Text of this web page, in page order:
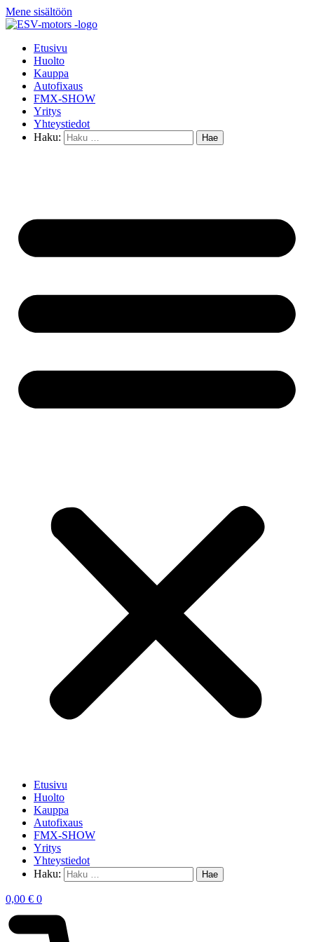
Mene sisältöön
Etusivu
Huolto
Kauppa
Autofixaus
FMX-SHOW
Yritys
Yhteystiedot
Haku:
Etusivu
Huolto
Kauppa
Autofixaus
FMX-SHOW
Yritys
Yhteystiedot
Haku:
0,00 € 0